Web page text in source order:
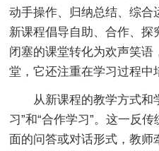
动手操作、归纳总结、综合
新课程倡导自助、合作、探
闭塞的课堂转化为欢声笑语
堂，它还注重在学习过程中
从新课程的教学方式和
习”和“合作学习”。这一反
面的问答或对话形式，教师